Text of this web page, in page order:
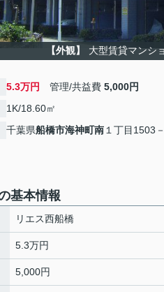
【外観】 大型賃貸マンシ
5.3万円 管理/共益費 5,000円
1K/18.60㎡
千葉県船橋市海神町南 １丁目1503
基本情報
リエス西船橋
5.3万円
5,000円